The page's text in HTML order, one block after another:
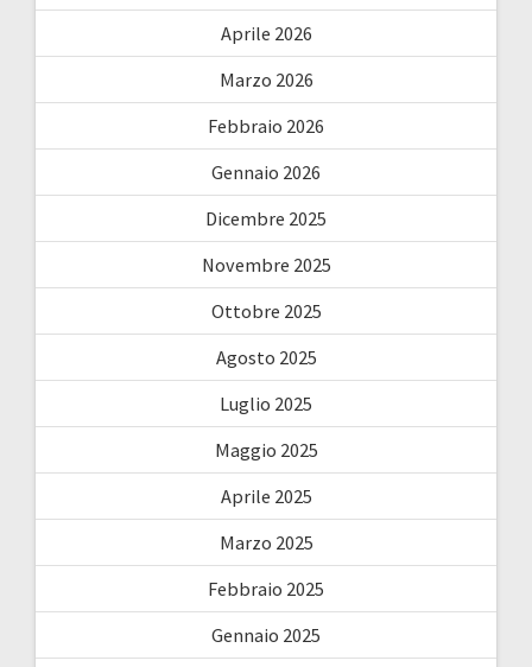
Aprile 2026
Marzo 2026
Febbraio 2026
Gennaio 2026
Dicembre 2025
Novembre 2025
Ottobre 2025
Agosto 2025
Luglio 2025
Maggio 2025
Aprile 2025
Marzo 2025
Febbraio 2025
Gennaio 2025